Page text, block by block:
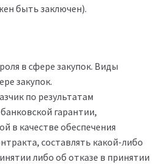
быть заключен).
в сфере закупок. Виды
закупок.
по результатам
гарантии,
в качестве обеспечения
составлять какой-либо
либо об отказе в принятии